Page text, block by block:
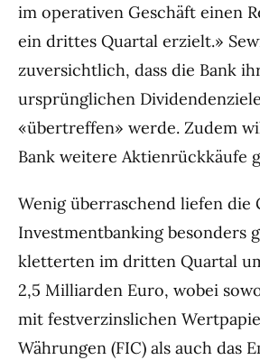
im operativen Geschäft einen
ein drittes Quartal erzielt.»
zuversichtlich, dass die Bank
ursprünglichen
«übertreffen» werde. Zudem
Bank weitere Aktienrückkäufe
Wenig überraschend liefen die
Investmentbanking besonders
kletterten im dritten Quartal
2,5 Milliarden Euro, wobei
mit festverzinslichen
Währungen (FIC) als auch das